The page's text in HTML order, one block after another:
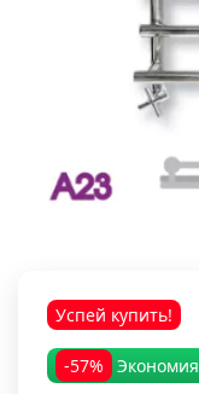
Успей купить!
-57% Экономия